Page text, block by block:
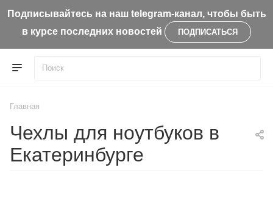
Подписывайтесь на наш telegram-канал, чтобы быть
в курсе последних новостей
ПОДПИСАТЬСЯ
Главная
Чехлы для ноутбуков в
Екатеринбурге